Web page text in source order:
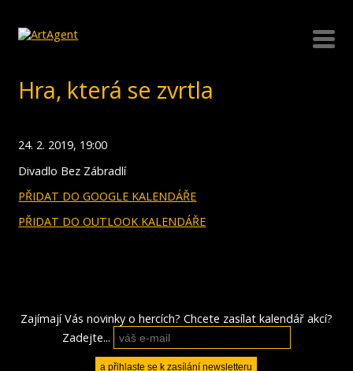
Hra, která se zvrtla
24. 2. 2019, 19:00
Divadlo Bez Zábradlí
PŘIDAT DO GOOGLE KALENDÁŘE
PŘIDAT DO OUTLOOK KALENDÁŘE
Zajímají Vás novinky o hercích? Chcete zasílat kalendář akcí?
Zadejte...